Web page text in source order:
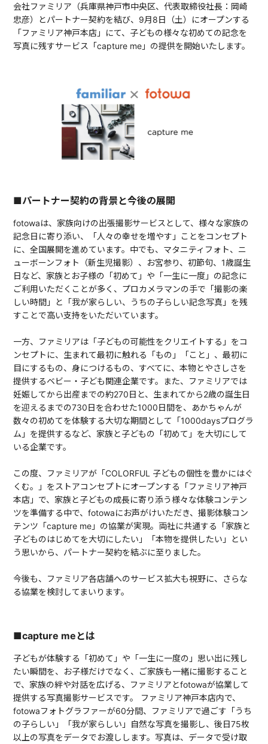
会社ファミリア（兵庫県神戸市中央区、代表取締役社長：岡崎
忠彦）とパートナー契約を結び、9月8日（土）にオープンする
「ファミリア神戸本店」にて、子どもの様々な初めての記念を
写真に残すサービス「capture me」の提供を開始いたします。
■パートナー契約の背景と今後の展開
fotowaは、家族向けの出張撮影サービスとして、様々な家族の
記念日に寄り添い、「人々の幸せを増やす」ことをコンセプト
に、全国展開を進めています。中でも、マタニティフォト、ニ
ューボーンフォト（新生児撮影）、お宮参り、初節句、1歳誕生
日など、家族とお子様の「初めて」や「一生に一度」の記念に
ご利用いただくことが多く、プロカメラマンの手で「撮影の楽
しい時間」と「我が家らしい、うちの子らしい記念写真」を残
すことで高い支持をいただいています。
一方、ファミリアは「子どもの可能性をクリエイトする」をコ
ンセプトに、生まれて最初に触れる「もの」「こと」、最初に
目にするもの、身につけるもの、すべてに、本物とやさしさを
提供するベビー・子ども関連企業です。また、ファミリアでは
妊娠してから出産までの約270日と、生まれてから2歳の誕生日
を迎えるまでの730日を合わせた1000日間を、あかちゃんが
数々の初めてを体験する大切な期間として「1000daysプログラ
ム」を提供するなど、家族と子どもの「初めて」を大切にして
いる企業です。
この度、ファミリアが「COLORFUL 子どもの個性を豊かにはぐ
くむ。」をストアコンセプトにオープンする「ファミリア神戸
本店」で、家族と子どもの成長に寄り添う様々な体験コンテン
ツを準備する中で、fotowaにお声がけいただき、撮影体験コン
テンツ「capture me」の協業が実現。両社に共通する「家族と
子どものはじめてを大切にしたい」「本物を提供したい」とい
う思いから、パートナー契約を結ぶに至りました。
今後も、ファミリア各店舗へのサービス拡大も視野に、さらな
る協業を検討してまいります。
■capture meとは
子どもが体験する「初めて」や「一生に一度の」思い出に残し
たい瞬間を、お子様だけでなく、ご家族も一緒に撮影すること
で、家族の絆や対話を広げる、ファミリアとfotowaが協業して
提供する写真撮影サービスです。 ファミリア神戸本店内で、
fotowaフォトグラファーが60分間、ファミリアで過ごす「うち
の子らしい」「我が家らしい」自然な写真を撮影し、後日75枚
以上の写真をデータでお渡しします。写真は、データで受け取